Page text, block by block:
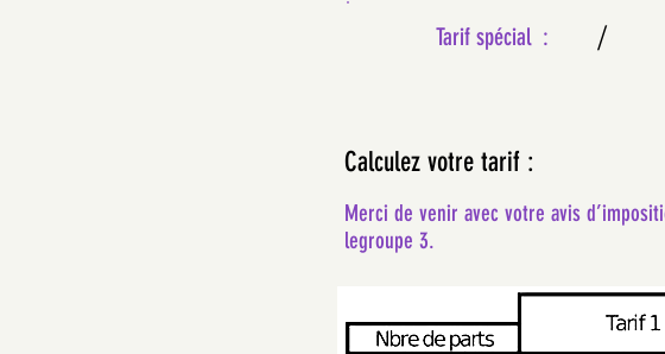
Tarif spécial : /
Calculez votre tarif :
Merci de venir avec votre avis
legroupe 3.